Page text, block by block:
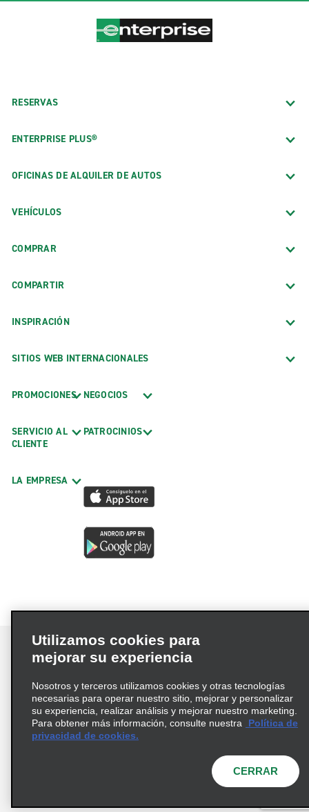
RESERVAS
ENTERPRISE PLUS®
OFICINAS DE ALQUILER DE AUTOS
VEHÍCULOS
COMPRAR
COMPARTIR
INSPIRACIÓN
SITIOS WEB INTERNACIONALES
PROMOCIONES
SERVICIO AL
CLIENTE
LA EMPRESA
NEGOCIOS
PATROCINIOS
Términos de uso
Política de privacidad
Política de cookies
Información de Salud del Consumidor
© 2026 Enterprise Holdings, Inc. Todos los derechos
Utilizamos cookies para
mejorar su experiencia
Nosotros y terceros utilizamos cookies y otras tecnologías
necesarias para operar nuestro sitio, mejorar y personalizar
su experiencia, realizar análisis y mejorar nuestro marketing.
Para obtener más información, consulte nuestra
Política de
privacidad de cookies.
CERRAR